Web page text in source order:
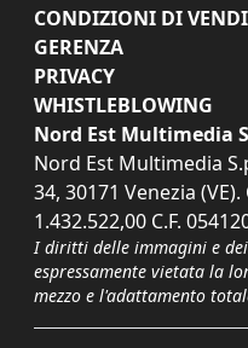
CONDIZIONI DI
GERENZA
PRIVACY
WHISTLEBLOWING
Nord Est Multimedia
Nord Est Multimedia
34, 30171 Venezia
1.432.522,00 C.F.
I diritti delle immagini e
espressamente vietata la
mezzo e l'adattamento